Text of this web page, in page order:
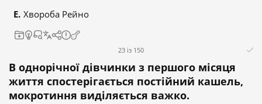
Хвороба Рейно
23 із 150
В однорічної дівчинки з першого місяця
життя спостерігається постійний кашель,
мокротиння виділяється важко.